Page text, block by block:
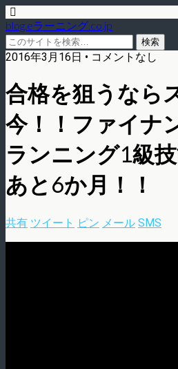
blog.eラーニング.co.jp
2016年3月16日 • コメントなし
合格を狙うなら
今！！ファイナ
ランニング1級
あと6か月！！
共有 ツイート ピン メール SMS